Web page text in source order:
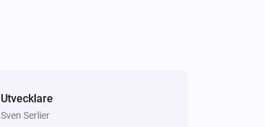
Utvecklare
Sven Serlier